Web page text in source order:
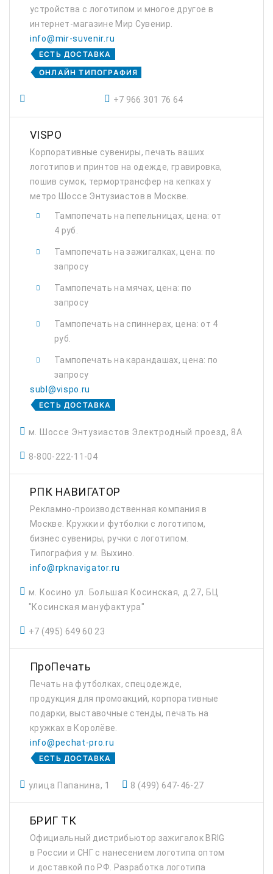
устройства с логотипом и многое другое в
интернет-магазине Мир Сувенир.
info@mir-suvenir.ru
ЕСТЬ ДОСТАВКА
ОНЛАЙН ТИПОГРАФИЯ
+7 966 301 76 64
VISPO
Корпоративные сувениры, печать ваших
логотипов и принтов на одежде, гравировка,
пошив сумок, термортрансфер на кепках у
метро Шоссе Энтузиастов в Москве.
Тампопечать на пепельницах, цена: от
4 руб.
Тампопечать на зажигалках, цена: по
запросу
Тампопечать на мячах, цена: по
запросу
Тампопечать на спиннерах, цена: от 4
руб.
Тампопечать на карандашах, цена: по
запросу
subl@vispo.ru
ЕСТЬ ДОСТАВКА
м. Шоссе Энтузиастов Электродный проезд, 8А
8-800-222-11-04
РПК НАВИГАТОР
Рекламно-производственная компания в
Москве. Кружки и футболки с логотипом,
бизнес сувениры, ручки с логотипом.
Типография у м. Выхино.
info@rpknavigator.ru
м. Косино ул. Большая Косинская, д.27, БЦ
"Косинская мануфактура"
+7 (495) 649 60 23
ПроПечать
Печать на футболках, спецодежде,
продукция для промоакций, корпоративные
подарки, выставочные стенды, печать на
кружках в Королёве.
info@pechat-pro.ru
ЕСТЬ ДОСТАВКА
улица Папанина, 1 8 (499) 647-46-27
БРИГ ТК
Официальный дистрибьютор зажигалок BRIG
в России и СНГ с нанесением логотипа оптом
и доставкой по РФ. Разработка логотипа